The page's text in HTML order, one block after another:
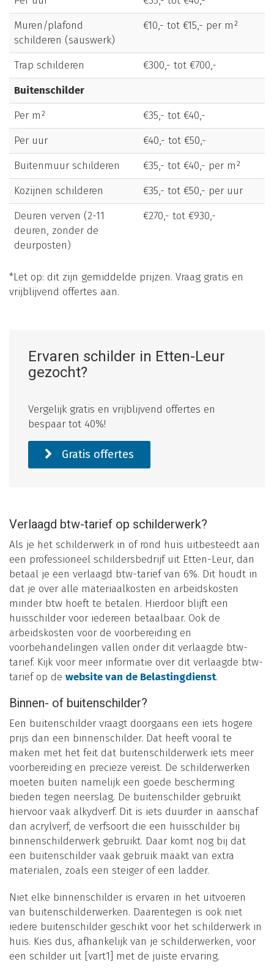
Muren/plafond
schilderen (sauswerk)
€10,- tot €15,- per m²
Trap schilderen
€300,- tot €700,-
Buitenschilder
Per m²
€35,- tot €40,-
Per uur
€40,- tot €50,-
Buitenmuur schilderen
€35,- tot €40,- per m²
Kozijnen schilderen
€35,- tot €50,- per uur
Deuren verven (2-11
deuren, zonder de
deurposten)
€270,- tot €930,-
*Let op: dit zijn gemiddelde prijzen. Vraag gratis en
vrijblijvend offertes aan.
Ervaren schilder in Etten-Leur
gezocht?
Vergelijk gratis en vrijblijvend offertes en
bespaar tot 40%!
Gratis offertes
Verlaagd btw-tarief op schilderwerk?
Als je het schilderwerk in of rond huis uitbesteedt aan
een professioneel schildersbedrijf uit Etten-Leur, dan
betaal je een verlaagd btw-tarief van 6%. Dit houdt in
dat je over alle materiaalkosten en arbeidskosten
minder btw hoeft te betalen. Hierdoor blijft een
huisschilder voor iedereen betaalbaar. Ook de
arbeidskosten voor de voorbereiding en
voorbehandelingen vallen onder dit verlaagde btw-
tarief. Kijk voor meer informatie over dit verlaagde btw-
tarief op de website van de Belastingdienst.
Binnen- of buitenschilder?
Een buitenschilder vraagt doorgaans een iets hogere
prijs dan een binnenschilder. Dat heeft vooral te
maken met het feit dat buitenschilderwerk iets meer
voorbereiding en precieze vereist. De schilderwerken
moeten buiten namelijk een goede bescherming
bieden tegen neerslag. De buitenschilder gebruikt
hiervoor vaak alkydverf. Dit is iets duurder in aanschaf
dan acrylverf, de verfsoort die een huisschilder bij
binnenschilderwerk gebruikt. Daar komt nog bij dat
een buitenschilder vaak gebruik maakt van extra
materialen, zoals een steiger of een ladder.
Niet elke binnenschilder is ervaren in het uitvoeren
van buitenschilderwerken. Daarentegen is ook niet
iedere buitenschilder geschikt voor het schilderwerk in
huis. Kies dus, afhankelijk van je schilderwerken, voor
een schilder uit [vart1] met de juiste ervaring.